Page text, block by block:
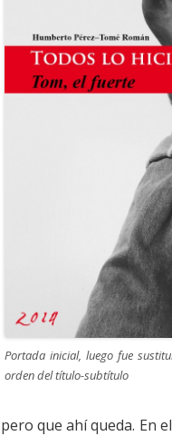
Portada inicial, luego fue
orden del título-subtítulo
pero que ahí queda. En